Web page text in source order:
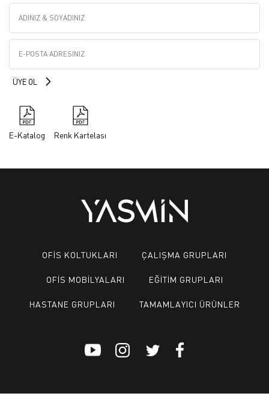
E-Katalog Renk Kartelası
OFİS KOLTUKLARI ÇALIŞMA GRUPLARI
OFİS MOBİLYALARI EĞİTİM GRUPLARI
HASTANE GRUPLARI TAMAMLAYICI ÜRÜNLER